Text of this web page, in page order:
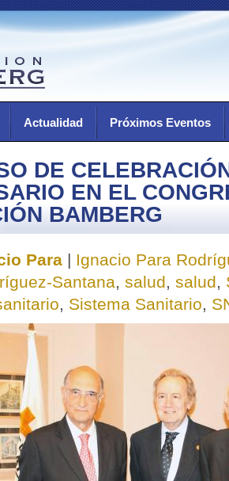
Actualidad Próximos Eventos
DE
EN EL
BAMBERG
Para | Ignacio Para
Santana
salud salud
Sistema Sanitario